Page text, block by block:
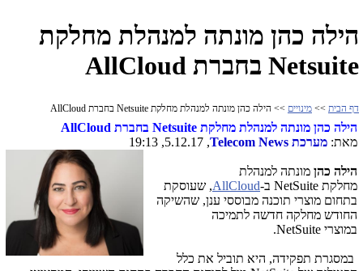
הילה כהן מונתה למנהלת מחלקת
Netsuite בחברת AllCloud
דף הבית >> מינויים >> הילה כהן מונתה למנהלת מחלקת Netsuite בחברת AllCloud
הילה כהן מונתה למנהלת מחלקת Netsuite בחברת AllCloud
מאת: מערכת Telecom News
, 5.12.17, 19:13
הילה כהן מונתה למנהלת
מחלקת NetSuite ב-AllCloud, שעוסקת
בתחום מוצרי תוכנה מבוססי ענן, שהשיקה
החודש מחלקה חדשה לתמיכה
במוצרי .NetSuite
במסגרת תפקידה, היא תוביל את כלל